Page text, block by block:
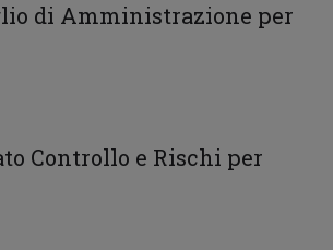
di Amministrazione per
Controllo e Rischi per